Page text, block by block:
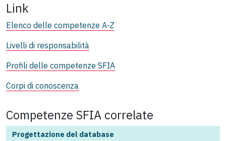
Link
Elenco delle competenze A-Z
Livelli di responsabilità
Profili delle competenze SFIA
Corpi di conoscenza
Competenze SFIA correlate
Progettazione del database